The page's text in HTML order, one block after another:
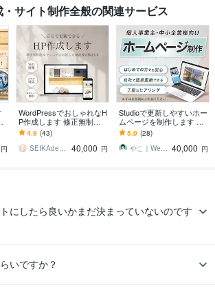
サイト制作全般の関連サービス
円
WordPressでおしゃれなH
P作成します 修正無制限
で納得のいくデザインに
仕上げます。
4.9 (43)
SEIKAdesign
40,000 円
Studioで更新しやすいホー
ムページを制作します 中
小企業様、小さなお店・
個人事業のための 伝わる
ホームページ
5.0 (28)
やこ｜Web制作｜Studio専門 40,000 円
にしたら良いかまだ決まっていないのです
いですか？